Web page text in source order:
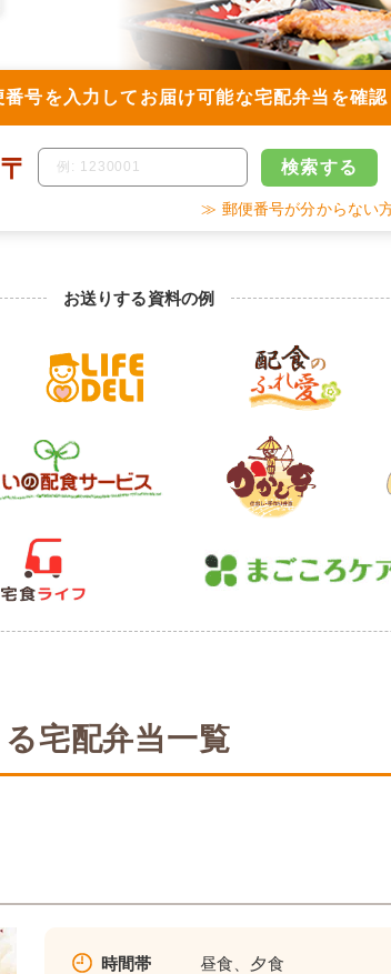
番号を入力して お届け可能な宅配弁当を確認
〒 検索する
≫ 郵便番号が分からない
お送りする資料の例
宅配弁当一覧
時間帯 昼食、夕食